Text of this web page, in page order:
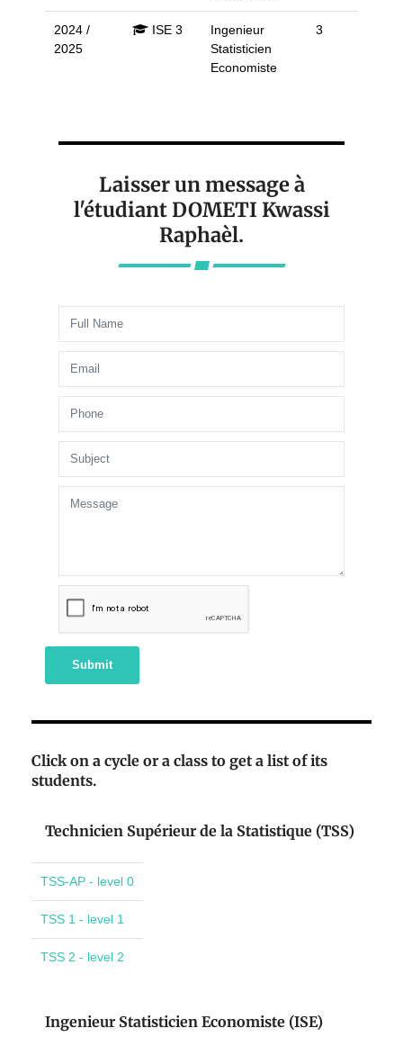
2024 /
2025
ISE 3
Ingenieur
Statisticien
Economiste
3
Laisser un message à
l'étudiant DOMETI Kwassi
Raphaèl.
Submit
Click on a cycle or a class to get a list of its
students.
Technicien Supérieur de la Statistique (TSS)
TSS-AP - level 0
TSS 1 - level 1
TSS 2 - level 2
Ingenieur Statisticien Economiste (ISE)